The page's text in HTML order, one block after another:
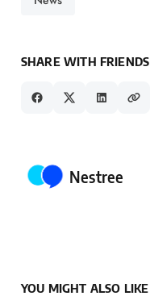
SHARE WITH FRIENDS
Posted by
Nestree
YOU MIGHT ALSO LIKE